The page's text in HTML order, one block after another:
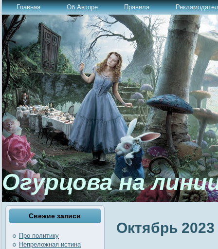
Главная Об Авторе Правила
Огурцова на
Свежие записи
Про политику
Непреложная истина
Октябрь 2023